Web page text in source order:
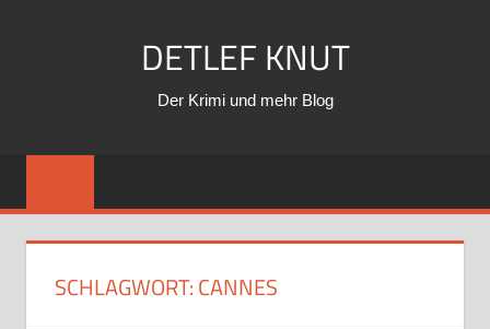
DETLEF KNUT
Der Krimi und mehr Blog
SCHLAGWORT:CANNES